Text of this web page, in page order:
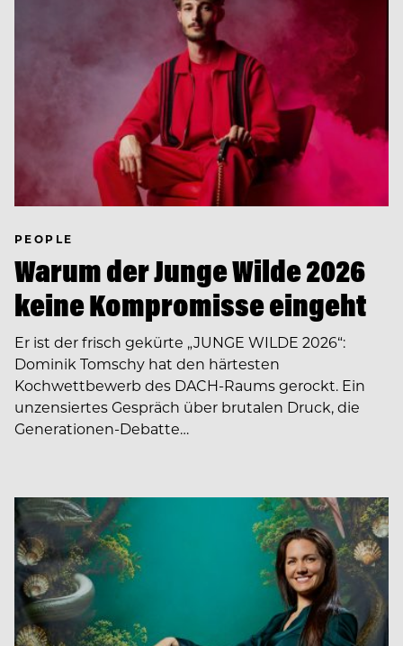
PEOPLE
Warum der Junge Wilde 2026
keine Kompromisse eingeht
Er ist der frisch gekürte „JUNGE WILDE 2026“:
Dominik Tomschy hat den härtesten
Kochwettbewerb des DACH-Raums gerockt. Ein
unzensiertes Gespräch über brutalen Druck, die
Generationen-Debatte…